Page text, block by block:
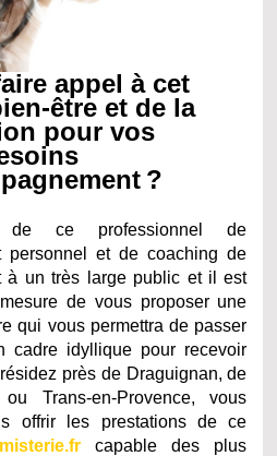
appel à cet
être et de la
pour vos
?
de ce professionnel de
personnel et de coaching de
à un très large public et il est
de vous proposer une
qui vous permettra de passer
cadre idyllique pour recevoir
près de Draguignan, de
Trans-en-Provence, vous
offrir les prestations de ce
capable des plus